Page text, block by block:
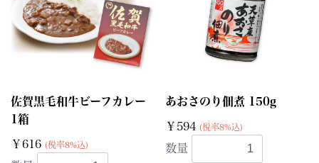
佐賀黒毛和牛ビーフカレー
1箱
￥616 (税率8%込)
あおさのり佃煮 150g
￥594 (税率8%込)
数量